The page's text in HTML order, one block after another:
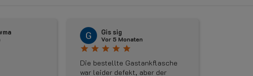
Vor 5 Monaten
star
Die bestellte Gastankflasche
war leider defekt, aber der